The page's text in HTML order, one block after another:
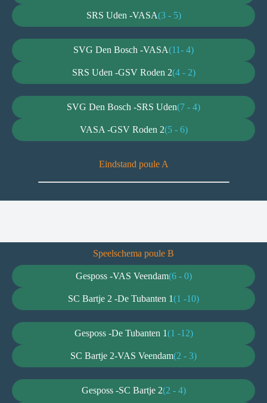
SRS Uden -VASA(3 - 5)
SVG Den Bosch -VASA(11- 4)
SRS Uden -GSV Roden 2(4 - 2)
SVG Den Bosch -SRS Uden(7 - 4)
VASA -GSV Roden 2(5 - 6)
Eindstand poule A
Speelschema poule B
Gesposs -VAS Veendam(6 - 0)
SC Bartje 2 -De Tubanten 1(1 -10)
Gesposs -De Tubanten 1(1 -12)
SC Bartje 2-VAS Veendam(2 - 3)
Gesposs -SC Bartje 2(2 - 4)